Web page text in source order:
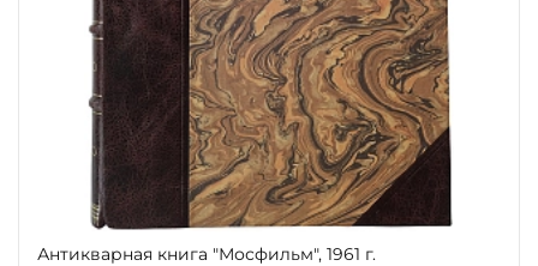
Антикварная книга "Мосфильм", 1961 г.